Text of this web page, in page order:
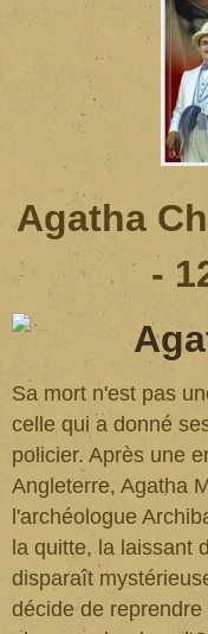
Agatha
-
Sa mort n'est pas
celle qui a donné
policier. Après une
Angleterre, Agatha
l'archéologue
la quitte, la laissant
disparaît
décide de